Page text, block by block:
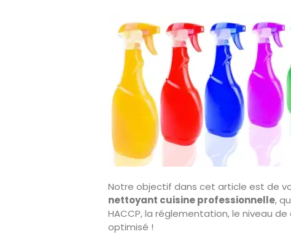
Notre objectif dans cet article est de
nettoyant cuisine professionnelle,
HACCP, la réglementation, le niveau
optimisé !